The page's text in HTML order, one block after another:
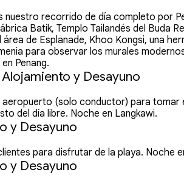
nuestro recorrido de día completo por
Batik, Templo Tailandés del Buda
de Esplanade, Khoo Kongsi, una
para observar los murales
Penang.
Alojamiento y Desayuno
aeropuerto (solo conductor) para tomar
del día libre. Noche en Langkawi.
y Desayuno
para disfrutar de la playa. Noche
y Desayuno